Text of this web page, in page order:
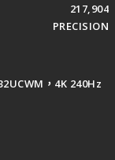
217,904
PRECISION
，4K 240Hz